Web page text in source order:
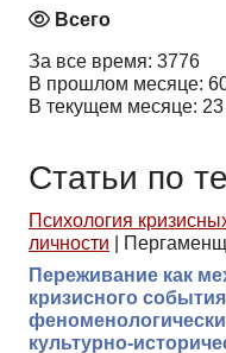
Всего
За все время: 3776
В прошлом месяце:
В текущем месяце: 23
Статьи по
Психология
личности
Переживание как
кризисного
культурно-